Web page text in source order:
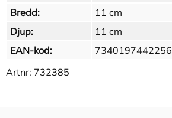
Bredd:
11 cm
Djup:
11 cm
EAN-kod:
7340197442256
Artnr: 732385